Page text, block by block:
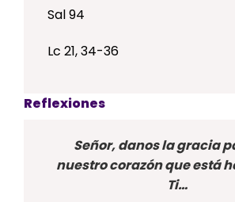
Sal 94
Lc 21, 34-36
Reflexiones
Señor, danos la gracia
nuestro corazón que está
Ti…